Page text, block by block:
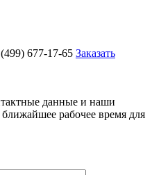
677-17-65 Заказать
данные и наши
рабочее время для